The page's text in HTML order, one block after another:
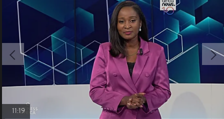
11:19